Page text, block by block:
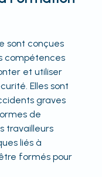
sont conçues
compétences
et utiliser
Elles sont
graves
de
travailleurs
liés à
formés pour